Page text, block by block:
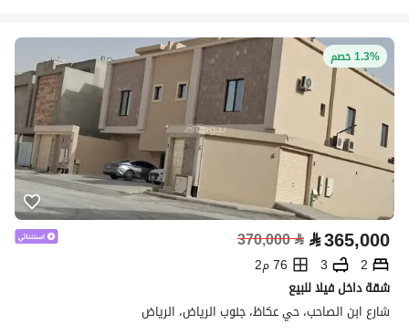
1.3% خصم
⃁365,000
⃁
370,000
2
3
76 م2
شقة داخل فيلا للبيع
شارع ابن الصاحب، حي عكاظ، جنوب الرياض، الرياض